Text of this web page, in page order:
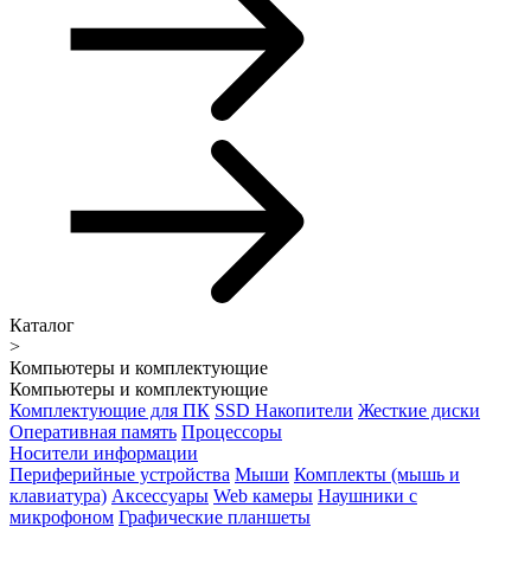
Каталог
>
Компьютеры и комплектующие
Компьютеры и комплектующие
Комплектующие для ПК SSD Накопители Жесткие диски
Оперативная память Процессоры
Носители информации
Периферийные устройства Мыши Комплекты (мышь и
клавиатура) Аксессуары Web камеры Наушники с
микрофоном Графические планшеты